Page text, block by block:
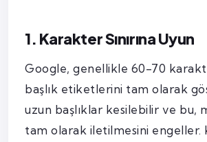
1. Karakter Sınırına Uyun
Google, genellikle 60-70
başlık etiketlerini tam olarak
uzun başlıklar kesilebilir ve bu,
tam olarak iletilmesini engeller.